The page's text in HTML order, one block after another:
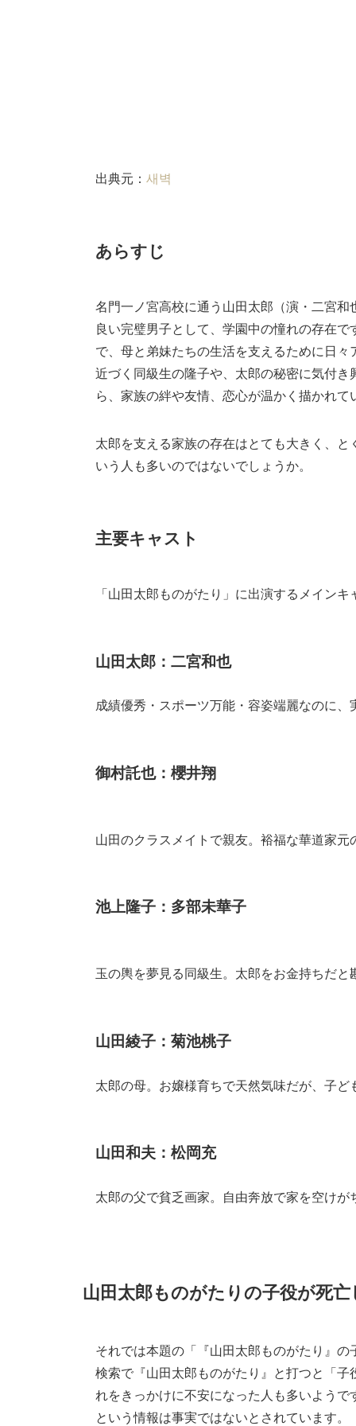
出典元： 새벽
あらすじ
名門一ノ宮高校に通う山田太郎（演・二宮
良い完璧男子として、学園中の憧れの存在
で、母と弟妹たちの生活を支えるために日
近づく同級生の隆子や、太郎の秘密に気付
ら、家族の絆や友情、恋心が温かく描かれ
太郎を支える家族の存在はとても大きく、
いう人も多いのではないでしょうか。
主要キャスト
「山田太郎ものがたり」に出演するメイン
山田太郎：二宮和也
成績優秀・スポーツ万能・容姿端麗なのに
御村託也：櫻井翔
山田のクラスメイトで親友。裕福な華道家
池上隆子：多部未華子
玉の輿を夢見る同級生。太郎をお金持ちだ
山田綾子：菊池桃子
太郎の母。お嬢様育ちで天然気味だが、子ど
山田和夫：松岡充
太郎の父で貧乏画家。自由奔放で家を空け
山田太郎ものがたりの子役が死亡
それでは本題の「『山田太郎ものがたり』
検索で『山田太郎ものがたり』と打つと「
れをきっかけに不安になった人も多いよう
という情報は事実ではないとされています。